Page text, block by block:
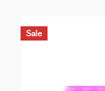
Sale